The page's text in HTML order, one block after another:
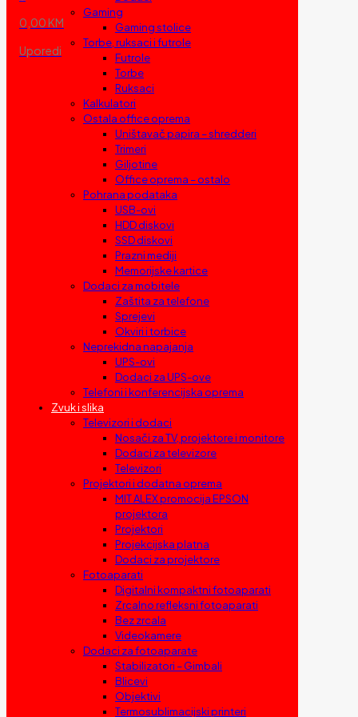
0,00 KM
Uporedi
Gaming
Gaming stolice
Torbe, ruksaci i futrole
Futrole
Torbe
Ruksaci
Kalkulatori
Ostala office oprema
Uništavač papira – shredderi
Trimeri
Giljotine
Office oprema – ostalo
Pohrana podataka
USB-ovi
HDD diskovi
SSD diskovi
Prazni mediji
Memorijske kartice
Dodaci za mobitele
Zaštita za telefone
Sprejevi
Okviri i torbice
Neprekidna napajanja
UPS-ovi
Dodaci za UPS-ove
Telefoni i konferencijska oprema
Zvuk i slika
Televizori i dodaci
Nosači za TV, projektore i monitore
Dodaci za televizore
Televizori
Projektori i dodatna oprema
MIT ALEX promocija EPSON
projektora
Projektori
Projekcijska platna
Dodaci za projektore
Fotoaparati
Digitalni kompaktni fotoaparati
Zrcalno refleksni fotoaparati
Bez zrcala
Videokamere
Dodaci za fotoaparate
Stabilizatori – Gimbali
Blicevi
Objektivi
Termosublimacijski printeri